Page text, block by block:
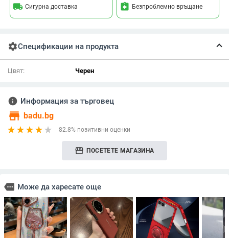
local_shipping Сигурна доставка assignment_return Безпроблемно връщане
settingsСпецификации на продукта
Цвят: Черен
info Информация за търговец
store badu.bg
82.8% позитивни оценки
storefront ПОСЕТЕТЕ МАГАЗИНА
more Може да харесате още